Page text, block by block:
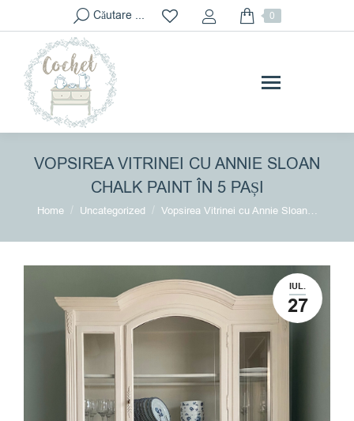
Search:Căutare ... 0
VOPSIREA VITRINEI CU ANNIE SLOAN
CHALK PAINT ÎN 5 PAȘI
You are here:
Home Uncategorized Vopsirea Vitrinei cu Annie Sloan…
IUL.
27